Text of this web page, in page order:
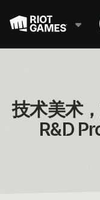
技术美术
R&D